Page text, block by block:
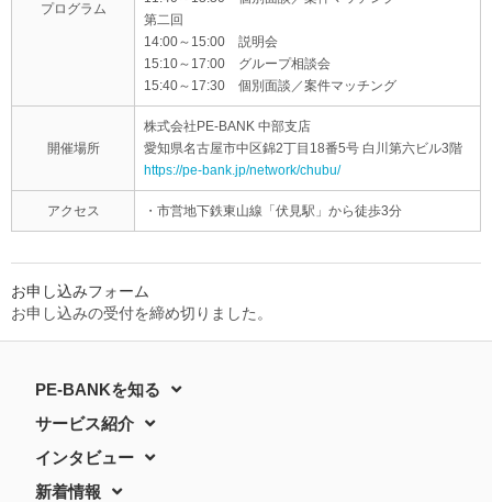
プログラム
第二回
14:00～15:00 説明会
15:10～17:00 グループ相談会
15:40～17:30 個別面談／案件マッチング
開催場所
株式会社PE-BANK 中部支店
愛知県名古屋市中区錦2丁目18番5号 白川第六ビル3階
https://pe-bank.jp/network/chubu/
アクセス ・市営地下鉄東山線「伏見駅」から徒歩3分
お申し込みフォーム
お申し込みの受付を締め切りました。
PE-BANKを知る
サービス紹介
インタビュー
新着情報